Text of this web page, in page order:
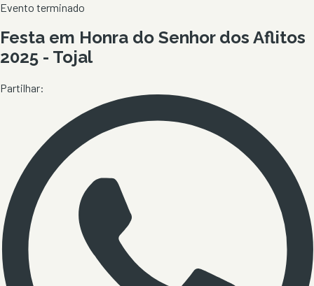
Evento terminado
Festa em Honra do Senhor dos Aflitos
2025 - Tojal
Partilhar: